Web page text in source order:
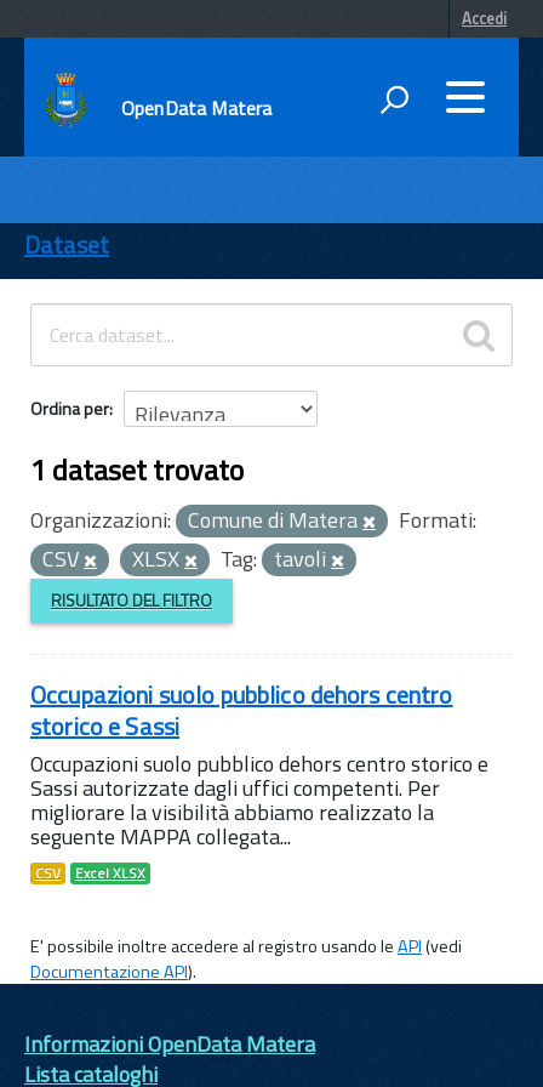
Accedi
OpenData Matera
ENTI
TEMI
INFORMAZIONI
Dataset
Ordina per
1 dataset trovato
Organizzazioni: Comune di Matera
Formati:
CSV
XLSX Tag: tavoli
RISULTATO DEL FILTRO
Occupazioni suolo pubblico dehors centro
storico e Sassi
Occupazioni suolo pubblico dehors centro storico e
Sassi autorizzate dagli uffici competenti. Per
migliorare la visibilità abbiamo realizzato la
seguente MAPPA collegata...
CSV Excel XLSX
E' possibile inoltre accedere al registro usando leAPI(vedi
Documentazione API).
Informazioni OpenData Matera
Lista cataloghi